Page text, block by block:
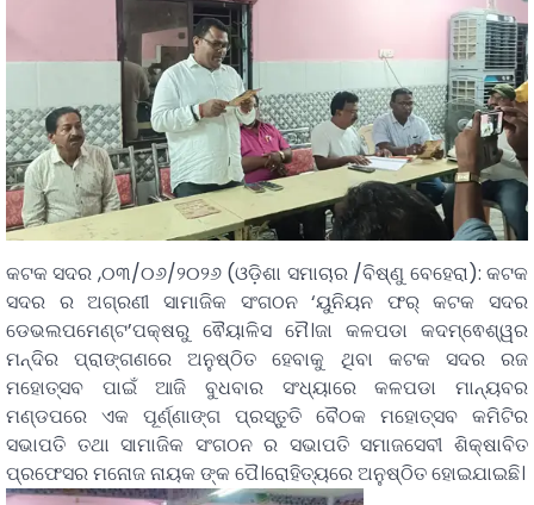
କଟକ ସଦର ,୦୩/୦୬/୨୦୨୬ (ଓଡ଼ିଶା ସମାଚାର /ବିଷ୍ଣୁ ବେହେରା): କଟକ
ସଦର ର ଅଗ୍ରଣୀ ସାମାଜିକ ସଂଗଠନ ‘ୟୁନିୟନ ଫର୍ କଟକ ସଦର
ଡେଭଲପମେଣ୍ଟ’ପକ୍ଷରୁ ଵୈୟାଳିସ ମୈ।ଜା କଳପଡା କଦମ୍ଵେଶ୍ୱର
ମନ୍ଦିର ପ୍ରାଙ୍ଗଣରେ ଅନୁଷ୍ଠିତ ହେବାକୁ ଥିବା କଟକ ସଦର ରଜ
ମହୋତ୍ସବ ପାଇଁ ଆଜି ବୁଧବାର ସଂଧ୍ୟାରେ କଳପଡା ମାନ୍ୟବର
ମଣ୍ଡପରେ ଏକ ପୂର୍ଣ୍ଣାଙ୍ଗ ପ୍ରସ୍ତୁତି ବୈଠକ ମହୋତ୍ସବ କମିଟିର
ସଭାପତି ତଥା ସାମାଜିକ ସଂଗଠନ ର ସଭାପତି ସମାଜସେବୀ ଶିକ୍ଷାବିତ
ପ୍ରଫେସର ମନୋଜ ନାୟକ ଙ୍କ ପୈ।ରୋହିତ୍ୟରେ ଅନୁଷ୍ଠିତ ହୋଇଯାଇଛି।